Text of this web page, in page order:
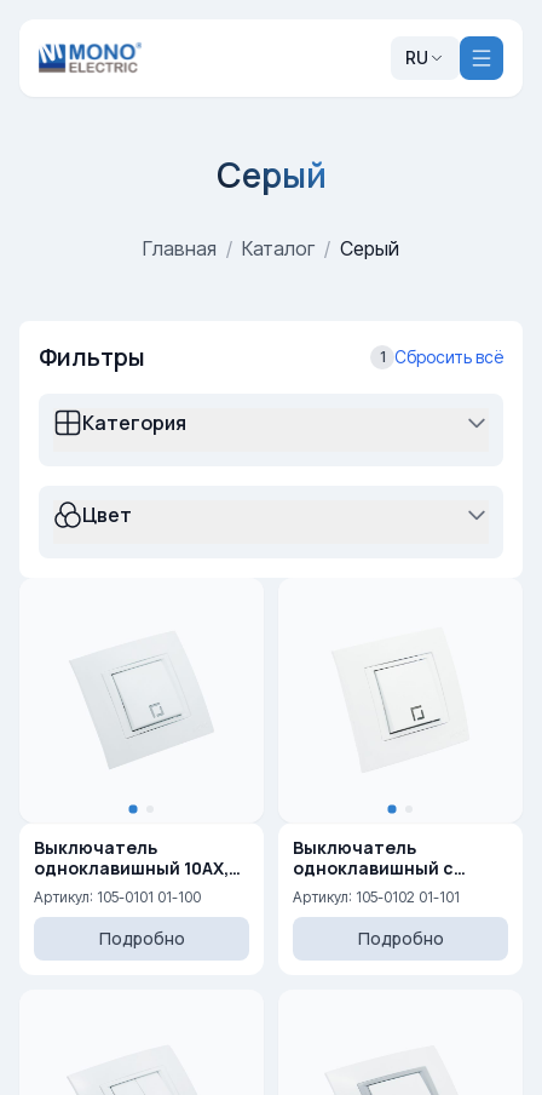
RU
Серый
Главная / Каталог / Серый
Фильтры 1 Сбросить всё
Категория
Цвет
Выключатель
одноклавишный 10AX,
250 V
Артикул: 105-0101 01-100
Подробно
Выключатель
одноклавишный с
подсветкой 10AX, 250 V
Артикул: 105-0102 01-101
Подробно